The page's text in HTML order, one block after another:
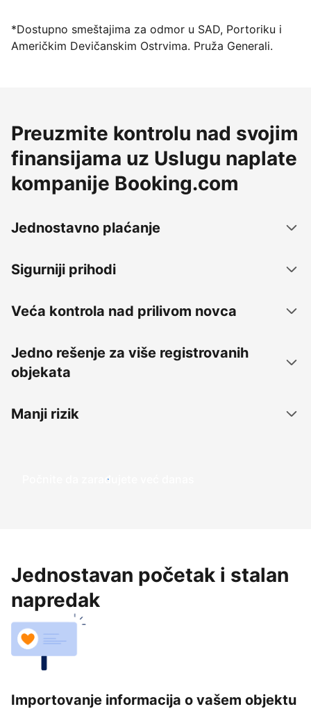
*Dostupno smeštajima za odmor u SAD, Portoriku i
Američkim Devičanskim Ostrvima. Pruža Generali.
Preuzmite kontrolu nad svojim
finansijama uz Uslugu naplate
kompanije Booking.com
Jednostavno plaćanje
Sigurniji prihodi
Veća kontrola nad prilivom novca
Jedno rešenje za više registrovanih
objekata
Manji rizik
Počnite da zarađujete već danas
Jednostavan početak i stalan
napredak
Importovanje informacija o vašem objektu